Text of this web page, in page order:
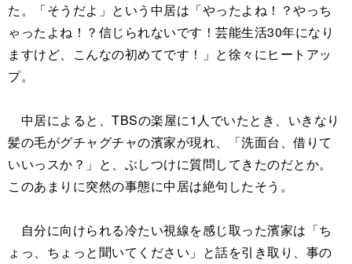
た。「そうだよ」という中居は「やったよね！？やっち
ゃったよね！？信じられないです！芸能生活30年になり
ますけど、こんなの初めてです！」と徐々にヒートアッ
プ。
中居によると、TBSの楽屋に1人でいたとき、いきなり
髪の毛がグチャグチャの濱家が現れ、「洗面台、借りて
いいっスか？」と、ぶしつけに質問してきたのだとか。
このあまりに突然の事態に中居は絶句したそう。
自分に向けられる冷たい視線を感じ取った濱家は「ち
ょっ、ちょっと聞いてください」と話を引き取り、事の